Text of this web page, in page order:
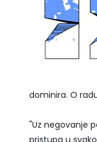
dominira. O
"Uz negovanje
pristupa u